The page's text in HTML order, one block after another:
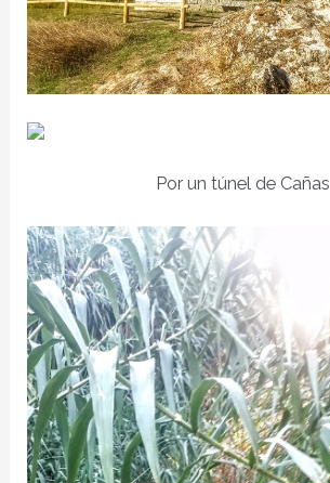
Por un túnel de Cañas